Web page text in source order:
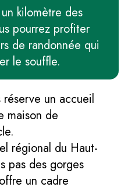
kilomètre des
pourrez profiter
de randonnée qui
le souffle.
réserve un accueil
maison de
régional du Haut-
pas des gorges
un cadre